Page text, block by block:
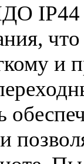
IP44
и